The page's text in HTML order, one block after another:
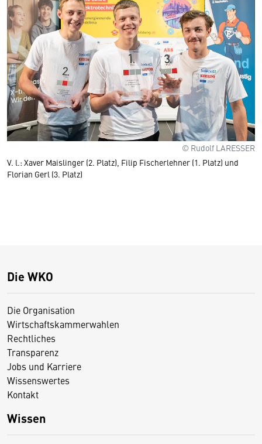
© Rudolf LARESSER
V. l.: Xaver Maislinger (2. Platz), Filip Fischerlehner (1. Platz) und
Florian Gerl (3. Platz)
Die WKO
Die Organisation
Wirtschaftskammerwahlen
Rechtliches
Transparenz
Jobs und Karriere
Wissenswertes
Kontakt
Wissen